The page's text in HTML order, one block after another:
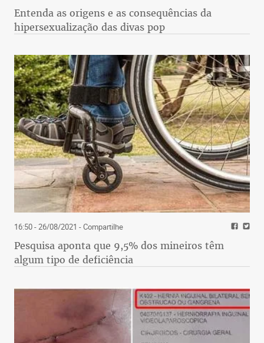
Entenda as origens e as consequências da
hipersexualização das divas pop
16:50 - 26/08/2021 - Compartilhe
Pesquisa aponta que 9,5% dos mineiros têm
algum tipo de deficiência